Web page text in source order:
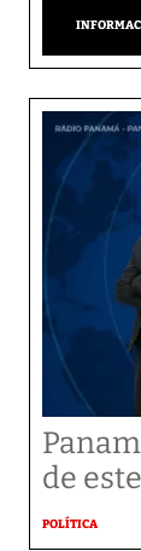
de
POLÍTICA